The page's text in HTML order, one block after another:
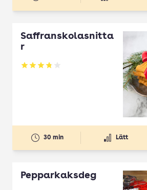
Saffranskolasnitta
r
Betyg: 3.81 av 5
30 min Lätt
Pepparkaksdeg